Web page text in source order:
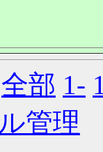
全部 1-
管理